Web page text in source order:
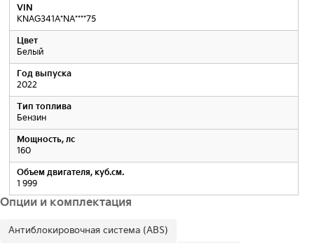
VIN
KNAG341A*NA****75
Цвет
Белый
Год выпуска
2022
Тип топлива
Бензин
Мощность, лс
160
Объем двигателя, куб.см.
1 999
Опции и комплектация
Антиблокировочная система (ABS)